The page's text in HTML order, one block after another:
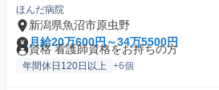
ほんだ病院
新潟県魚沼市原虫野
月給20万600円～34万5500円
資格 看護師資格をお持ちの方
年間休日120日以上 +6個